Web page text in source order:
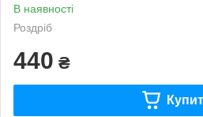
В наявності
Роздріб
440 ₴